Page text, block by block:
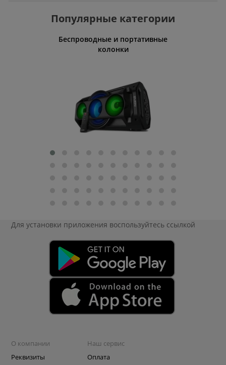
Популярные категории
Беспроводные и портативные
колонки
Для установки приложения воспользуйтесь ссылкой
О компании
Реквизиты
Наш сервис
Оплата